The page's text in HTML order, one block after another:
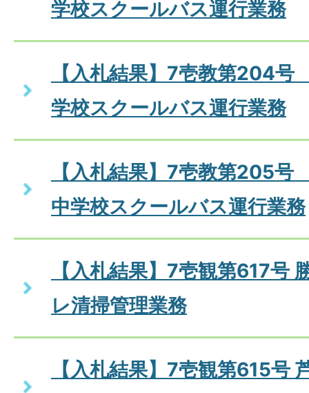
学校スクールバス運行業務
【入札結果】7壱教第204
学校スクールバス運行業務
【入札結果】7壱教第205
中学校スクールバス運行業務
【入札結果】7壱観第617号
レ清掃管理業務
【入札結果】7壱観第615号